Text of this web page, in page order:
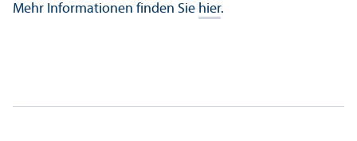
Mehr Informationen finden Sie hier.